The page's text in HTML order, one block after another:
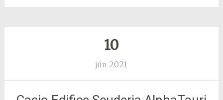
10
jún 2021